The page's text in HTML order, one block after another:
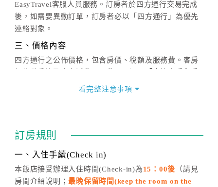
EasyTravel客服人員服務。訂房者於四方通行交易完成
後，如需要異動訂單，訂房者必以「四方通行」為優先
連絡對象。
三、價格內容
四方通行之公佈價格，包含房價、稅額及服務費。客房
價」之當日價格為標準。
話方式異動訂單。
※非客服時間之申辦異動，皆為次日計算及辦理。
五、客服時間
週一至週日，上午9:00～晚上6:00
看完整注意事項
訂房規則
一、入住手續(Check in)
本飯店接受辦理入住時間(Check-in)為15：00後 （請見
房間介紹說明；最晚保留時間(keep the room on the